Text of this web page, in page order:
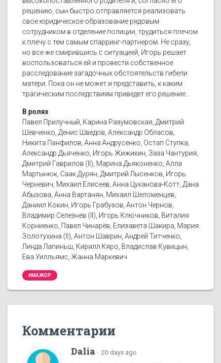
решению, сын быстро отправляется реализовать
свое юридическое образование рядовым
сотрудником в отделение полиции, трудиться плечом
к плечу с тем самым спарринг-партнером. Не сразу,
но все же смирившись с ситуацией, Игорь решает
воспользоваться ей и провести собственное
расследование загадочных обстоятельств гибели
матери. Пока он не может и представить, к каким
трагическим последствиям приведет его решение…
В ролях
Павел Прилучный, Карина Разумовская, Дмитрий
Шевченко, Денис Шведов, Александр Обласов,
Никита Панфилов, Анна Андрусенко, Остап Ступка,
Александр Дьяченко, Игорь Жижикин, Заза Чантурия,
Дмитрий Гаврилов (II), Марина Дьяконенко, Алла
Мартынюк, Саак Дурян, Дмитрий Лысенков, Игорь
Черневич, Михаил Елисеев, Анна Цуканова-Котт, Дана
Абызова, Анна Вартанян, Михаил Шеломенцев,
Даниил Кокин, Игорь Грабузов, Антон Чернов,
Владимир Селезнёв (II), Игорь Ключников, Виталия
Корниенко, Павел Чинарёв, Елизавета Шакира, Мария
Золотухина (II), Антон Шаврин, Андрей Титченко,
Линда Лапиньш, Кирилл Кяро, Владислав Кувицын,
Ева Уилльямс, Жанна Маркевич
#МАЖОР
Комментарии
Dalia · 20 days ago